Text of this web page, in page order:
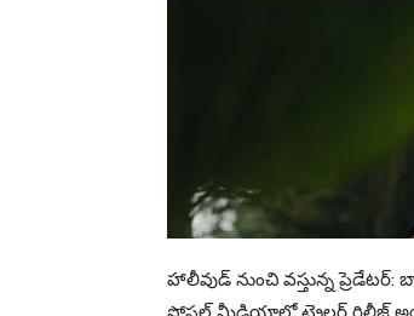
హాలీవుడ్ నుంచి వస్తున్న